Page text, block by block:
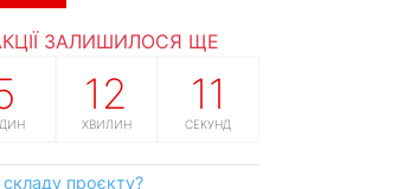
ЗАЛИШИЛОСЯ ЩЕ
12
ХВИЛИН
10
СЕКУНД
проєкту?